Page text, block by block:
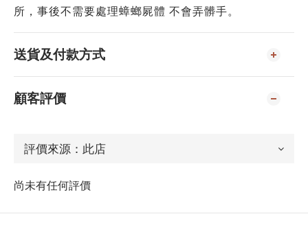
所，事後不需要處理蟑螂屍體 不會弄髒手。
送貨及付款方式
顧客評價
尚未有任何評價